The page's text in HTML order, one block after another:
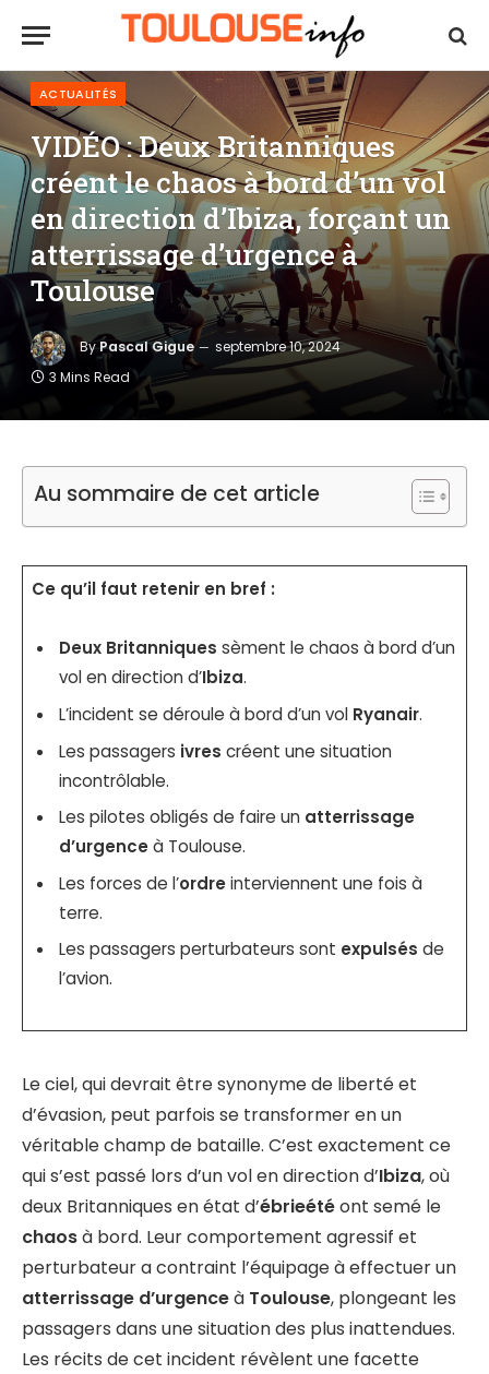
ACTUALITÉS
VIDÉO : Deux Britanniques
créent le chaos à bord d’un vol
en direction d’Ibiza, forçant un
atterrissage d’urgence à
Toulouse
ByPascal Gigue
septembre 10, 2024
3 Mins Read
Au sommaire de cet article
Ce qu’il faut retenir en bref :
Deux Britanniques sèment le chaos à bord d’un
vol en direction d’Ibiza.
L’incident se déroule à bord d’un vol Ryanair.
Les passagers ivres créent une situation
incontrôlable.
Les pilotes obligés de faire un atterrissage
d’urgenceà Toulouse.
Les forces de l’ordreinterviennent une fois à
terre.
Les passagers perturbateurs sont expulsés de
l’avion.
Le ciel, qui devrait être synonyme de liberté et
d’évasion, peut parfois se transformer en un
véritable champ de bataille. C’est exactement ce
qui s’est passé lors d’un vol en direction d’Ibiza, où
deux Britanniques en état d’ébrieétéont semé le
chaosà bord. Leur comportement agressif et
perturbateur a contraint l’équipage à effectuer un
atterrissage d’urgenceà Toulouse, plongeant les
passagers dans une situation des plus inattendues.
Les récits de cet incident révèlent une facette